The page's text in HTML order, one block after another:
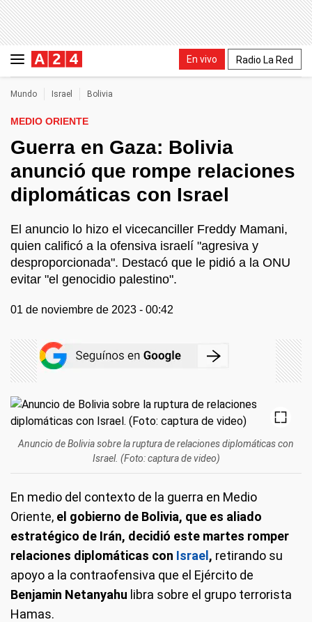
En vivo Radio La Red
Mundo Israel Bolivia
MEDIO ORIENTE
Guerra en Gaza: Bolivia
anunció que rompe relaciones
diplomáticas con Israel
El anuncio lo hizo el vicecanciller Freddy Mamani,
quien calificó a la ofensiva israelí "agresiva y
desproporcionada". Destacó que le pidió a la ONU
evitar "el genocidio palestino".
01 de noviembre de 2023 - 00:42
Anuncio de Bolivia sobre la ruptura de relaciones diplomáticas con
Israel. (Foto: captura de video)
En medio del contexto de la guerra en Medio
Oriente, el gobierno de Bolivia, que es aliado
estratégico de Irán, decidió este martes romper
relaciones diplomáticas con Israel , retirando su
apoyo a la contraofensiva que el Ejército de
Benjamin Netanyahu libra sobre el grupo terrorista
Hamas.